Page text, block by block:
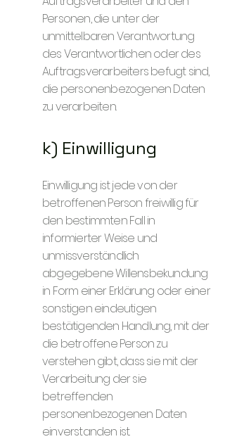
Personen, die unter der
unmittelbaren Verantwortung
des Verantwortlichen oder des
Auftragsverarbeiters befugt sind,
die personenbezogenen Daten
zu verarbeiten.
k) Einwilligung
Einwilligung ist jede von der
betroffenen Person freiwillig für
den bestimmten Fall in
informierter Weise und
unmissverständlich
abgegebene Willensbekundung
in Form einer Erklärung oder einer
sonstigen eindeutigen
bestätigenden Handlung, mit der
die betroffene Person zu
verstehen gibt, dass sie mit der
Verarbeitung der sie
betreffenden
personenbezogenen Daten
einverstanden ist.